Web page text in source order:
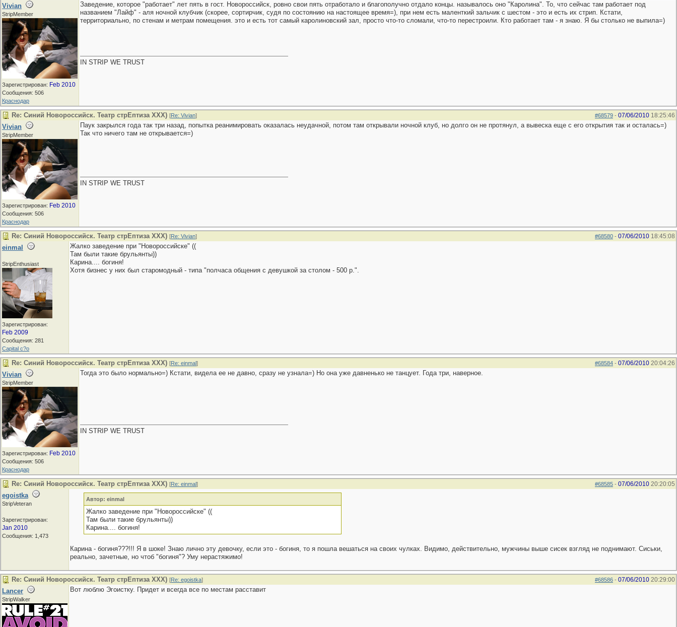
Vivian
StripMember
Зарегистрирован: Feb 2010
Сообщения: 506
Краснодар
Заведение, которое "работает" лет пять в гост. Новороссийск, ровно свои пять отработало и благополучно отдало концы. называлось оно "Каролина". То, что сейчас там работает под
названием "Лайф" - аля ночной клубчик (скорее, сортирчик, судя по состоянию на настоящее время=), при нем есть маленткий зальчик с шестом - это и есть их стрип. Кстати,
территориально, по стенам и метрам помещения. это и есть тот самый каролиновский зал, просто что-то сломали, что-то перестроили. Кто работает там - я знаю. Я бы столько не выпила=)
IN STRIP WE TRUST
#68579 - 07/06/2010 18:25:46
Re: Синий Новороссийск. Театр стрЕптиза ХХХ) [Re: Vivian]
Vivian
StripMember
Зарегистрирован: Feb 2010
Сообщения: 506
Краснодар
Паук закрылся года так три назад, попытка реанимировать оказалась неудачной, потом там открывали ночной клуб, но долго он не протянул, а вывеска еще с его открытия так и осталась=)
Так что ничего там не открывается=)
IN STRIP WE TRUST
#68580 - 07/06/2010 18:45:08
Re: Синий Новороссийск. Театр стрЕптиза ХХХ) [Re: Vivian]
einmal
StripEnthusiast
Зарегистрирован:
Feb 2009
Сообщения: 281
Capital c?o
Жалко заведение при "Новороссийске" ((
Там были такие брульянты))
Карина.... богиня!
Хотя бизнес у них был старомодный - типа "полчаса общения с девушкой за столом - 500 р.".
#68584 - 07/06/2010 20:04:26
Re: Синий Новороссийск. Театр стрЕптиза ХХХ) [Re: einmal]
Vivian
StripMember
Зарегистрирован: Feb 2010
Сообщения: 506
Краснодар
Тогда это было нормально=) Кстати, видела ее не давно, сразу не узнала=) Но она уже давненько не танцует. Года три, наверное.
IN STRIP WE TRUST
#68585 - 07/06/2010 20:20:05
Re: Синий Новороссийск. Театр стрЕптиза ХХХ) [Re: einmal]
egoistka
StripVeteran
Зарегистрирован:
Jan 2010
Сообщения: 1,473
Автор: einmal
Жалко заведение при "Новороссийске" ((
Там были такие брульянты))
Карина.... богиня!
Карина - богиня???!!! Я в шоке! Знаю лично эту девочку, если это - богиня, то я пошла вешаться на своих чулках. Видимо, действительно, мужчины выше сисек взгляд не поднимают. Сиськи,
реально, зачетные, но чтоб "богиня"? Уму нерастяжимо!
#68586 - 07/06/2010 20:29:00
Re: Синий Новороссийск. Театр стрЕптиза ХХХ) [Re: egoistka]
Lancer
StripWalker
Вот люблю Эгоистку. Придет и всегда все по местам расставит